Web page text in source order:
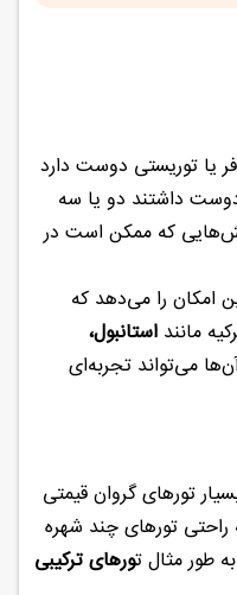
یا توریستی دوست دارد
دوست داشتند دو یا سه
که ممکن است در
امکان را می‌دهد که
مانند استانبول،
می‌تواند تجربه‌ای
تورهای گروان قیمتی
تورهای چند شهره
طور مثال تورهای ترکیبی